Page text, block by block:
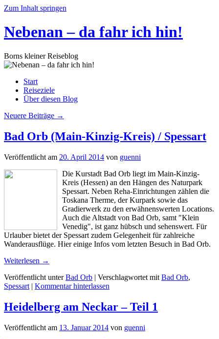
Zum Inhalt springen
Nebenan – da fahr ich hin!
Borns kleiner Reiseblog
Start
Reiseziele
Über diesen Blog
Neuere Beiträge →
Bad Orb (Main-Kinzig-Kreis) / Spessart
Veröffentlicht am 20. April 2014 von guenni
Die Kurstadt Bad Orb liegt im Main-Kinzig-
Kreis (Hessen) an den Hängen des Naturpark
Spessart. Neben Reha-Einrichtungen zählen die
Toskana Therme, der Kurpark sowie das
Gradierwerk zu den erwähnenswerten Locations.
Auch die Altstadt von Bad Orb, samt "Klein
Venedig", ist ganz hübsch und sehenswert. Für
Urlauber bietet der Spessart zudem Gelegenheit für zahlreiche
Wanderausflüge. Hier einige Infos vom letzten Besuch in Bad Orb.
Weiterlesen →
Veröffentlicht unter Bad Orb | Verschlagwortet mit Bad Orb,
Spessart | Kommentar hinterlassen
Heidelberg am Neckar – Teil 1
Veröffentlicht am 13. Januar 2014 von guenni